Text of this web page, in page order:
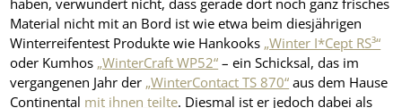
haben, verwundert nicht, dass gerade dort noch ganz frisches
Material nicht mit an Bord ist wie etwa beim diesjährigen
Winterreifentest Produkte wie Hankooks „Winter I*Cept RS³“
oder Kumhos „WinterCraft WP52“ – ein Schicksal, das im
vergangenen Jahr der „WinterContact TS 870“ aus dem Hause
Continental mit ihnen teilte. Diesmal ist er jedoch dabei als